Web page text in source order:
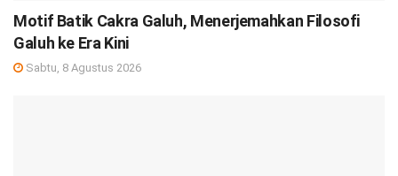
Motif Batik Cakra Galuh, Menerjemahkan Filosofi
Galuh ke Era Kini
Sabtu, 8 Agustus 2026